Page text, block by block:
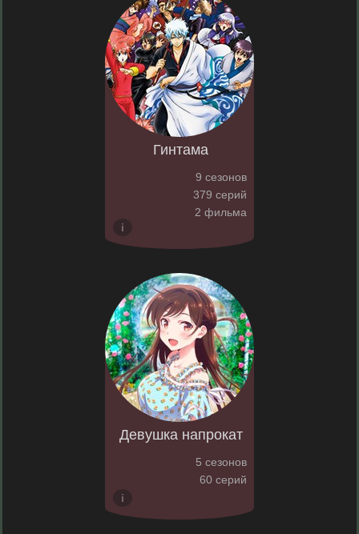
Гинтама
9 сезонов
379 серий
2 фильма
Девушка напрокат
5 сезонов
60 серий